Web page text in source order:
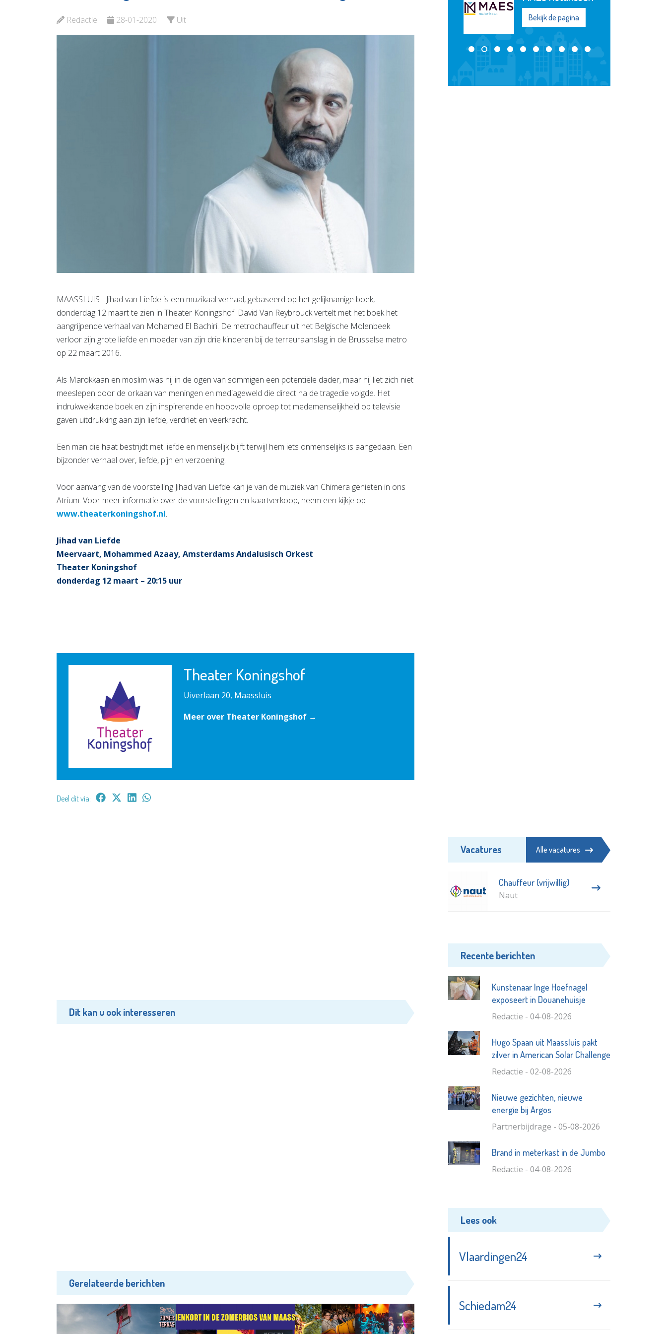
Redactie 28-01-2020 Uit
MAASSLUIS - Jihad van Liefde is een muzikaal verhaal, gebaseerd op het gelijknamige boek,
donderdag 12 maart te zien in Theater Koningshof. David Van Reybrouck vertelt met het boek het
aangrijpende verhaal van Mohamed El Bachiri. De metrochauffeur uit het Belgische Molenbeek
verloor zijn grote liefde en moeder van zijn drie kinderen bij de terreuraanslag in de Brusselse metro
op 22 maart 2016.
Als Marokkaan en moslim was hij in de ogen van sommigen een potentiële dader, maar hij liet zich niet
meeslepen door de orkaan van meningen en mediageweld die direct na de tragedie volgde. Het
indrukwekkende boek en zijn inspirerende en hoopvolle oproep tot medemenselijkheid op televisie
gaven uitdrukking aan zijn liefde, verdriet en veerkracht.
Een man die haat bestrijdt met liefde en menselijk blijft terwijl hem iets onmenselijks is aangedaan. Een
bijzonder verhaal over, liefde, pijn en verzoening.
Voor aanvang van de voorstelling Jihad van Liefde kan je van de muziek van Chimera genieten in ons
Atrium. Voor meer informatie over de voorstellingen en kaartverkoop, neem een kijkje op
www.theaterkoningshof.nl.
Jihad van Liefde
Meervaart, Mohammed Azaay, Amsterdams Andalusisch Orkest
Theater Koningshof
donderdag 12 maart – 20:15 uur
Theater Koningshof
Uiverlaan 20, Maassluis
Meer over Theater Koningshof →
Deel dit via:
Dit kan u ook interesseren
Gerelateerde berichten
Bekijk de pagina
Bekijk de pagina
Vacatures Alle vacatures
Chauffeur (vrijwillig)
Naut
Recente berichten
Kunstenaar Inge Hoefnagel
exposeert in Douanehuisje
Redactie - 04-08-2026
Hugo Spaan uit Maassluis pakt
zilver in American Solar Challenge
Redactie - 02-08-2026
Nieuwe gezichten, nieuwe
energie bij Argos
Partnerbijdrage - 05-08-2026
Brand in meterkast in de Jumbo
Redactie - 04-08-2026
Lees ook
Vlaardingen24
Schiedam24